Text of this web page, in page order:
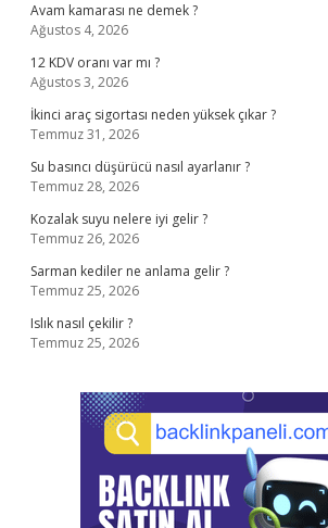
Avam kamarası ne demek ?
Ağustos 4, 2026
12 KDV oranı var mı ?
Ağustos 3, 2026
İkinci araç sigortası neden yüksek çıkar ?
Temmuz 31, 2026
Su basıncı düşürücü nasıl ayarlanır ?
Temmuz 28, 2026
Kozalak suyu nelere iyi gelir ?
Temmuz 26, 2026
Sarman kediler ne anlama gelir ?
Temmuz 25, 2026
Islık nasıl çekilir ?
Temmuz 25, 2026